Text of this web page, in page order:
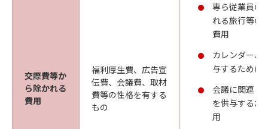
交際費等か
ら除かれる
費用
福利厚生費、広告宣
伝費、会議費、取材
費等の性格を有する
もの
専ら従業員の
れる旅行等の
費用
カレンダー、
与するために
会議に関連し
を供与するた
用